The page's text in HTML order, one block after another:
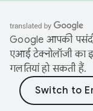
Google आपकी
एआई टेक्नोलॉजी का
गलतियां हो सकती हैं.